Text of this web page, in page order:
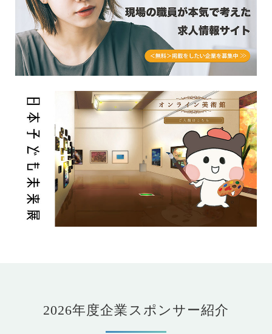
2026年度企業スポンサー紹介